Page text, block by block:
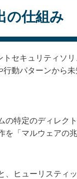
の仕組み
セキュリティソリ
行動パターンから
の特定のディレク
「マルウェアの兆
、ヒューリスティ